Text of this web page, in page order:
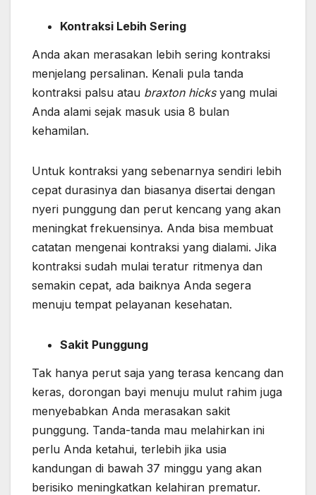
Kontraksi Lebih Sering
Anda akan merasakan lebih sering kontraksi
menjelang persalinan. Kenali pula tanda
kontraksi palsu atau braxton hicksyang mulai
Anda alami sejak masuk usia 8 bulan
kehamilan.
Untuk kontraksi yang sebenarnya sendiri lebih
cepat durasinya dan biasanya disertai dengan
nyeri punggung dan perut kencang yang akan
meningkat frekuensinya. Anda bisa membuat
catatan mengenai kontraksi yang dialami. Jika
kontraksi sudah mulai teratur ritmenya dan
semakin cepat, ada baiknya Anda segera
menuju tempat pelayanan kesehatan.
Sakit Punggung
Tak hanya perut saja yang terasa kencang dan
keras, dorongan bayi menuju mulut rahim juga
menyebabkan Anda merasakan sakit
punggung. Tanda-tanda mau melahirkan ini
perlu Anda ketahui, terlebih jika usia
kandungan di bawah 37 minggu yang akan
berisiko meningkatkan kelahiran prematur.